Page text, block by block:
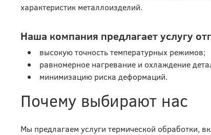
характеристик металлоизделий.
Наша компания предлагает услугу
высокую точность температурных режимов;
равномерное нагревание и охлаждение
минимизацию риска деформаций.
Почему выбирают нас
Мы предлагаем услуги термической обработки,